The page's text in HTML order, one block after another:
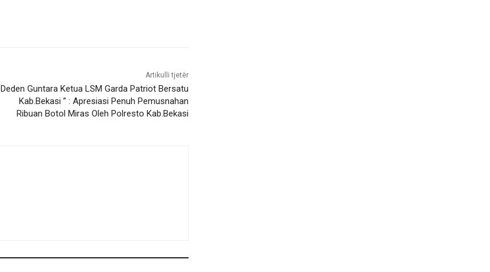
Artikulli tjetër
Deden Guntara Ketua LSM Garda Patriot Bersatu
Kab.Bekasi ” : Apresiasi Penuh Pemusnahan
Ribuan Botol Miras Oleh Polresto Kab.Bekasi